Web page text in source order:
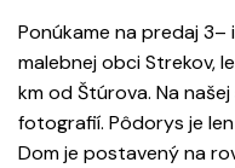
Ponúkame na predaj
malebnej obci Strekov,
km od Štúrova. Na
fotografií. Pôdorys je
Dom je postavený na